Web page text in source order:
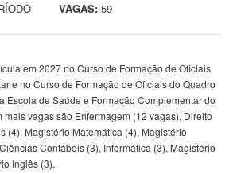
VAGAS: 59
em 2027 no Curso de Formação de Oficiais
e no Curso de Formação de Oficiais do Quadro
Escola de Saúde e Formação Complementar do
mais vagas são Enfermagem (12 vagas), Direito
(4), Magistério Matemática (4), Magistério
Contábeis (3), Informática (3), Magistério
Inglês (3).